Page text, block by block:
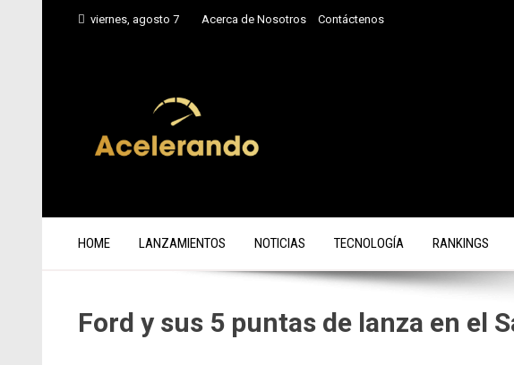
viernes, agosto 7 Acerca de Nosotros Contáctenos
HOME LANZAMIENTOS NOTICIAS TECNOLOGÍA RANKINGS
Ford y sus 5 puntas de lanza en el